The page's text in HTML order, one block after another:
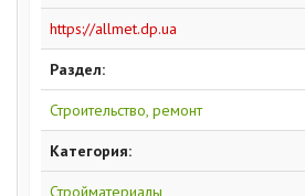
https://allmet.dp.ua
Раздел:
Строительство, ремонт
Категория:
Стройматериалы